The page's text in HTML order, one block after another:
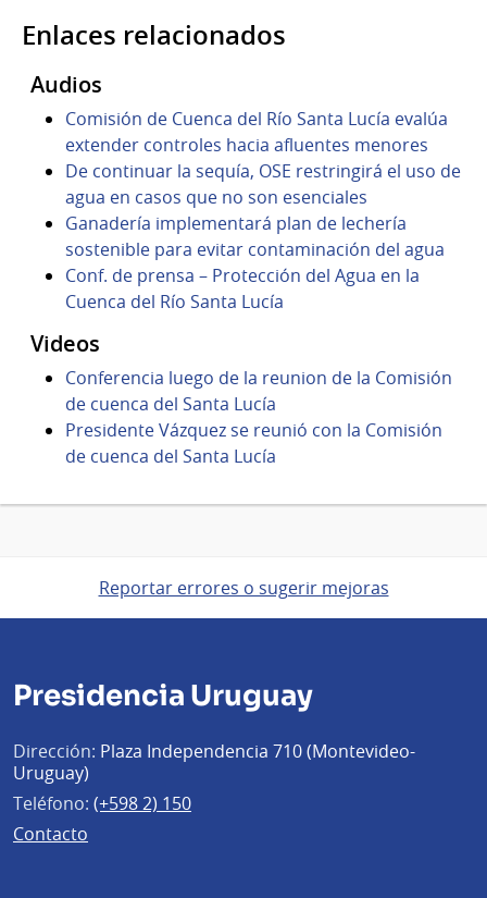
Enlaces relacionados
Audios
Comisión de Cuenca del Río Santa Lucía evalúa
extender controles hacia afluentes menores
De continuar la sequía, OSE restringirá el uso de
agua en casos que no son esenciales
Ganadería implementará plan de lechería
sostenible para evitar contaminación del agua
Conf. de prensa – Protección del Agua en la
Cuenca del Río Santa Lucía
Videos
Conferencia luego de la reunion de la Comisión
de cuenca del Santa Lucía
Presidente Vázquez se reunió con la Comisión
de cuenca del Santa Lucía
Reportar errores o sugerir mejoras
Presidencia Uruguay
Dirección: Plaza Independencia 710 (Montevideo-
Uruguay)
Teléfono: (+598 2) 150
Contacto